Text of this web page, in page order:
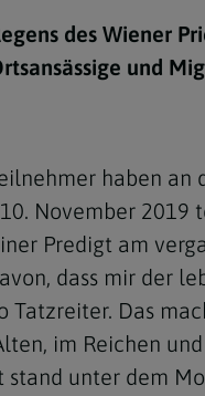
des Wiener
und
haben
November 2019
Predigt am
dass mir der
Tatzreiter. Das
im Reichen
stand unter dem